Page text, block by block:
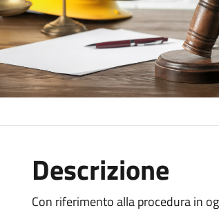
Descrizione
Con riferimento alla procedura in